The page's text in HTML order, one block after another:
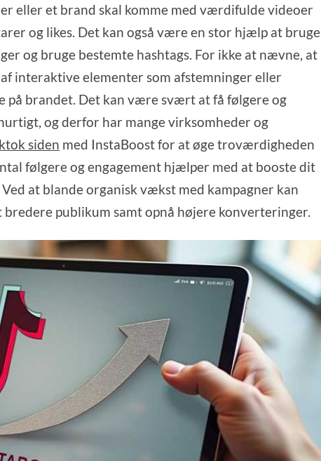
eller et brand skal komme med værdifulde videoer
og likes. Det kan også være en stor hjælp at bruge
og bruge bestemte hashtags. For ikke at nævne, at
interaktive elementer som afstemninger eller
på brandet. Det kan være svært at få følgere og
og derfor har mange virksomheder og
siden med InstaBoost for at øge troværdigheden
følgere og engagement hjælper med at booste dit
at blande organisk vækst med kampagner kan
publikum samt opnå højere konverteringer.